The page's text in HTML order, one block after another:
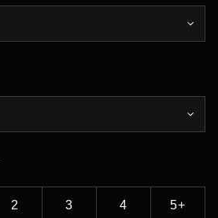
2 3 4 5+